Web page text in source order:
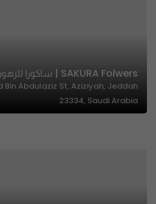
SAKURA Folwers | ساكورا للزهور
Bin Abdulaziz St, Aziziyah, Jeddah
23334, Saudi Arabia